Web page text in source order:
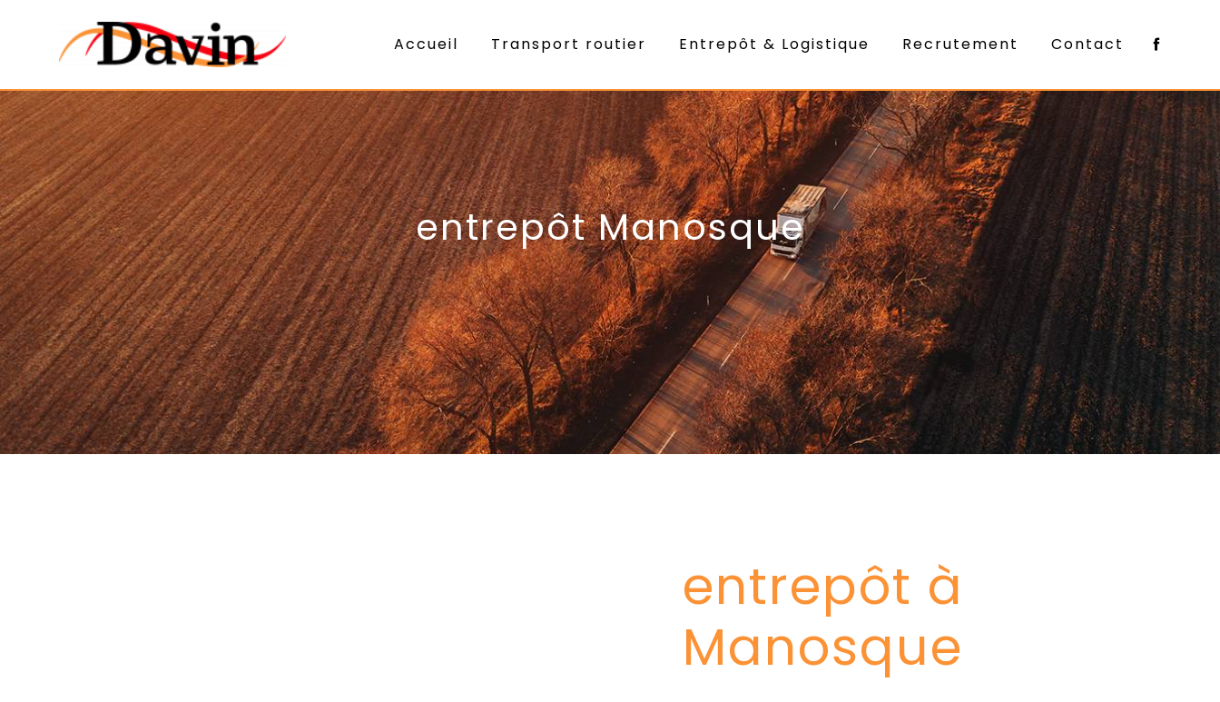
Accueil Transport routier Entrepôt & Logistique Recrutement Contact
entrepôt Manosque
entrepôt à
Manosque